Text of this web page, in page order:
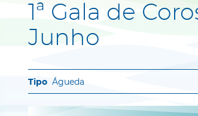
1ª Gala de
Junho
Águeda